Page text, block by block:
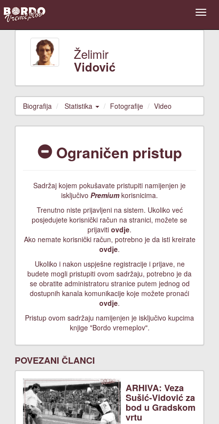
Želimir
Vidović
Biografija Statistika Fotografije Video
Ograničen pristup
Sadržaj kojem pokušavate pristupiti namijenjen je
isključivo Premiumkorisnicima.
Trenutno niste prijavljeni na sistem. Ukoliko već
posjedujete korisnički račun na stranici, možete se
prijaviti ovdje.
Ako nemate korisnički račun, potrebno je da isti kreirate
ovdje.
Ukoliko i nakon uspješne registracije i prijave, ne
budete mogli pristupiti ovom sadržaju, potrebno je da
se obratite administratoru stranice putem jednog od
dostupnih kanala komunikacije koje možete pronaći
ovdje.
Pristup ovom sadržaju namijenjen je isključivo kupcima
knjige "Bordo vremeplov".
POVEZANI ČLANCI
ARHIVA: Veza
Sušić-Vidović za
bod u Gradskom
vrtu